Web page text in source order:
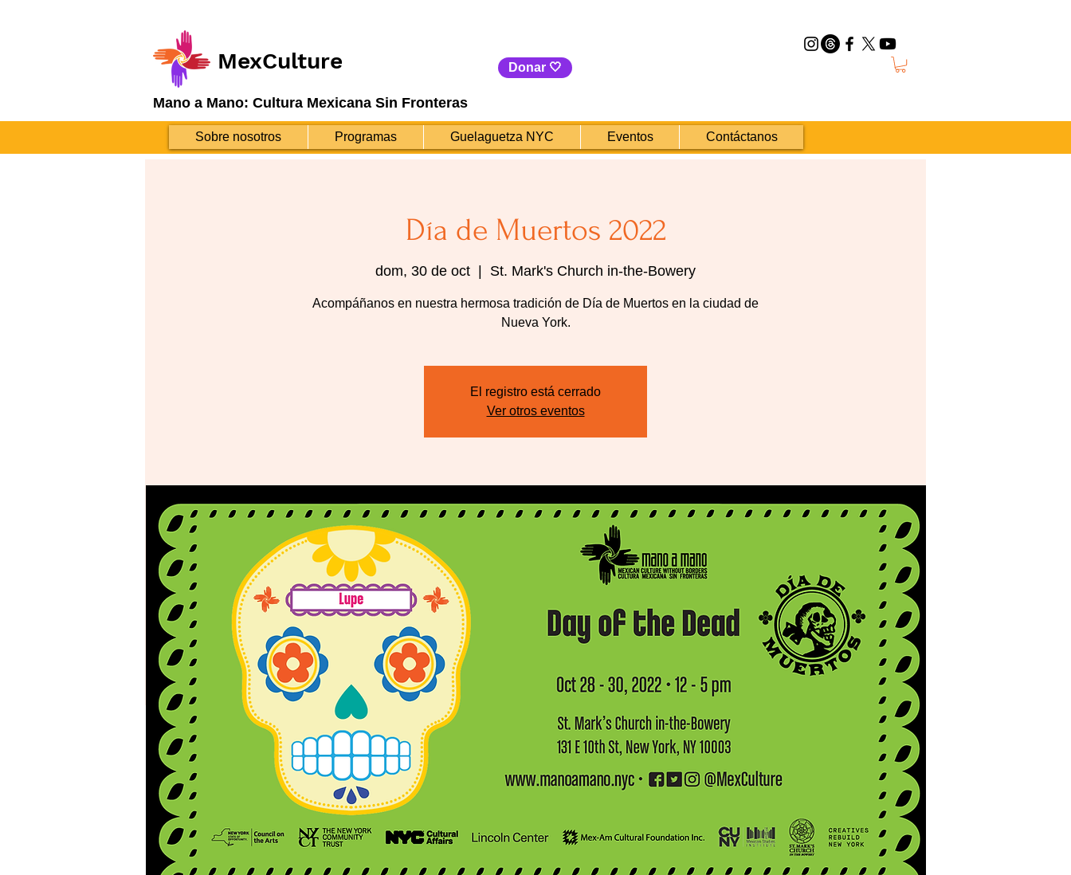
MexCulture
Mano a Mano: Cultura Mexicana Sin Fronteras
Donar 🤍
Sobre nosotros Programas Guelaguetza NYC Eventos Contáctanos
Día de Muertos 2022
dom, 30 de oct St. Mark's Church in-the-Bowery
Acompáñanos en nuestra hermosa tradición de Día de Muertos en la ciudad de
Nueva York.
El registro está cerrado
Ver otros eventos